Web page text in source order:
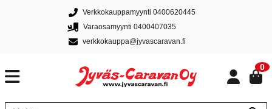
Verkkokauppamyynti 0400620445
Varaosamyynti 0400407035
verkkokauppa@jyvascaravan.fi
0